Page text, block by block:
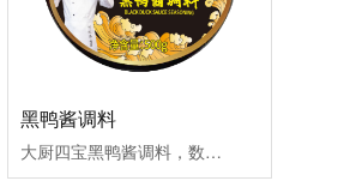
黑鸭酱调料
大厨四宝黑鸭酱调料，数十种香料精准配比，甜辣鲜香层次拉满，不管是堂食、外卖，还是开发新菜品，一酱多用，轻松打造爆款！